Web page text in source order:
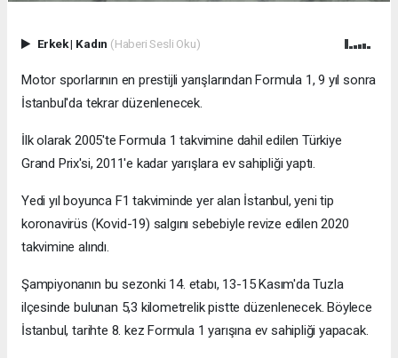
Erkek| Kadın (Haberi Sesli Oku)
Motor sporlarının en prestijli yarışlarından Formula 1, 9 yıl sonra
İstanbul'da tekrar düzenlenecek.
İlk olarak 2005'te Formula 1 takvimine dahil edilen Türkiye
Grand Prix'si, 2011'e kadar yarışlara ev sahipliği yaptı.
Yedi yıl boyunca F1 takviminde yer alan İstanbul, yeni tip
koronavirüs (Kovid-19) salgını sebebiyle revize edilen 2020
takvimine alındı.
Şampiyonanın bu sezonki 14. etabı, 13-15 Kasım'da Tuzla
ilçesinde bulunan 5,3 kilometrelik pistte düzenlenecek. Böylece
İstanbul, tarihte 8. kez Formula 1 yarışına ev sahipliği yapacak.